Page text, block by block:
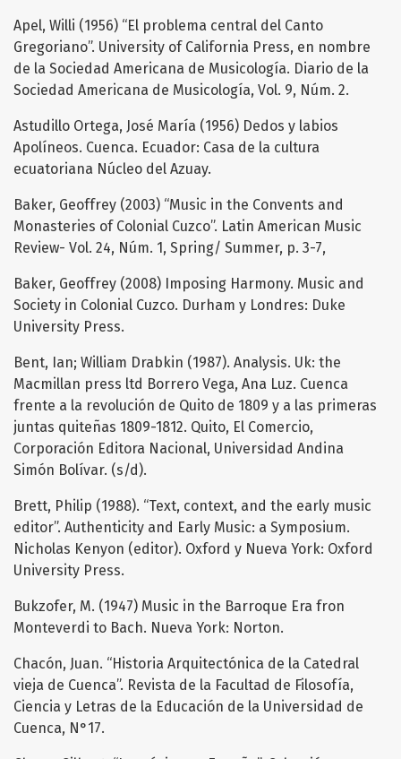
Apel, Willi (1956) “El problema central del Canto
Gregoriano”. University of California Press, en nombre
de la Sociedad Americana de Musicología. Diario de la
Sociedad Americana de Musicología, Vol. 9, Núm. 2.
Astudillo Ortega, José María (1956) Dedos y labios
Apolíneos. Cuenca. Ecuador: Casa de la cultura
ecuatoriana Núcleo del Azuay.
Baker, Geoffrey (2003) “Music in the Convents and
Monasteries of Colonial Cuzco”. Latin American Music
Review- Vol. 24, Núm. 1, Spring/ Summer, p. 3-7,
Baker, Geoffrey (2008) Imposing Harmony. Music and
Society in Colonial Cuzco. Durham y Londres: Duke
University Press.
Bent, Ian; William Drabkin (1987). Analysis. Uk: the
Macmillan press ltd Borrero Vega, Ana Luz. Cuenca
frente a la revolución de Quito de 1809 y a las primeras
juntas quiteñas 1809-1812. Quito, El Comercio,
Corporación Editora Nacional, Universidad Andina
Simón Bolívar. (s/d).
Brett, Philip (1988). “Text, context, and the early music
editor”. Authenticity and Early Music: a Symposium.
Nicholas Kenyon (editor). Oxford y Nueva York: Oxford
University Press.
Bukzofer, M. (1947) Music in the Barroque Era fron
Monteverdi to Bach. Nueva York: Norton.
Chacón, Juan. “Historia Arquitectónica de la Catedral
vieja de Cuenca”. Revista de la Facultad de Filosofía,
Ciencia y Letras de la Educación de la Universidad de
Cuenca, N°17.